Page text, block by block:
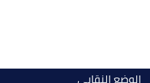
الوضع النقابي